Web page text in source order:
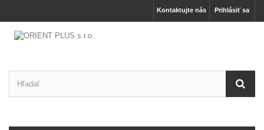
Prihlásiť sa
Kontaktujte nás